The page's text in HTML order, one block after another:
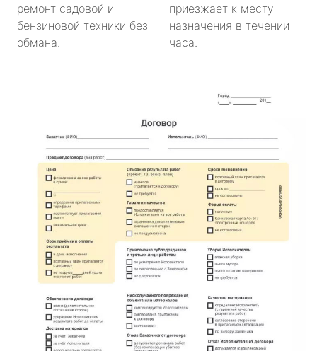
ремонт садовой и
бензиновой техники без
обмана.
приезжает к месту
назначения в течении
часа.